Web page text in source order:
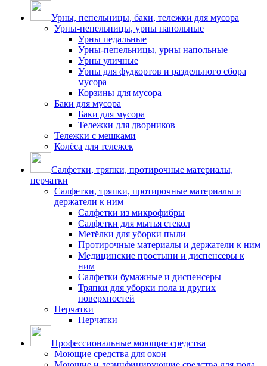
Урны, пепельницы, баки, тележки для мусора
Урны-пепельницы, урны напольные
Урны педальные
Урны-пепельницы, урны напольные
Урны уличные
Урны для фудкортов и раздельного сбора
мусора
Корзины для мусора
Баки для мусора
Баки для мусора
Тележки для дворников
Тележки с мешками
Колёса для тележек
Салфетки, тряпки, протирочные материалы,
перчатки
Салфетки, тряпки, протирочные материалы и
держатели к ним
Салфетки из микрофибры
Салфетки для мытья стекол
Метёлки для уборки пыли
Протирочные материалы и держатели к ним
Медицинские простыни и диспенсеры к
ним
Салфетки бумажные и диспенсеры
Тряпки для уборки пола и других
поверхностей
Перчатки
Перчатки
Профессиональные моющие средства
Моющие средства для окон